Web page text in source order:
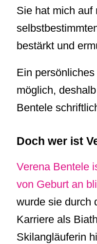
Sie hat mich auf
bestärkt und
Ein
möglich,
Bentele
Doch wer ist
Verena Bentele
von Geburt an
wurde sie durch
Karriere als
Skilangläuferin